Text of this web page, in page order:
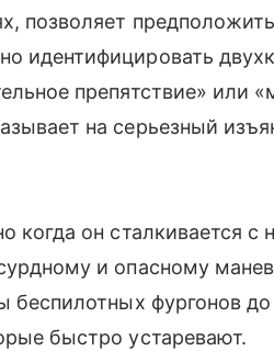
позволяет
идентифицировать
препятствие» или
на серьезный
когда он сталкивается с
и опасному
беспилотных фургонов
быстро устаревают.